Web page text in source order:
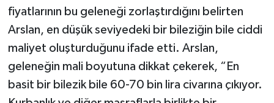
fiyatlarının bu geleneği zorlaştırdığını belirten
Arslan, en düşük seviyedeki bir bileziğin bile ciddi
maliyet oluşturduğunu ifade etti. Arslan,
geleneğin mali boyutuna dikkat çekerek, “En
basit bir bilezik bile 60-70 bin lira civarına çıkıyor.